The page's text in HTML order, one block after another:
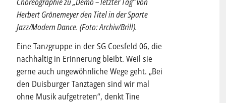
Herbert Grönemeyer den Titel in der Sparte
Jazz/Modern Dance. (Foto: Archiv/Brill).
Eine Tanzgruppe in der SG Coesfeld 06, die
nachhaltig in Erinnerung bleibt. Weil sie
gerne auch ungewöhnliche Wege geht. „Bei
den Duisburger Tanztagen sind wir mal
ohne Musik aufgetreten“, denkt Tine